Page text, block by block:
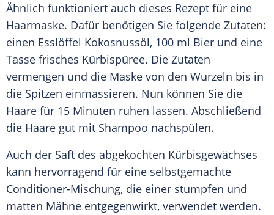
Ähnlich funktioniert auch dieses Rezept für eine
Haarmaske. Dafür benötigen Sie folgende Zutaten:
einen Esslöffel Kokosnussöl, 100 ml Bier und eine
Tasse frisches Kürbispüree. Die Zutaten
vermengen und die Maske von den Wurzeln bis in
die Spitzen einmassieren. Nun können Sie die
Haare für 15 Minuten ruhen lassen. Abschließend
die Haare gut mit Shampoo nachspülen.
Auch der Saft des abgekochten Kürbisgewächses
kann hervorragend für eine selbstgemachte
Conditioner-Mischung, die einer stumpfen und
matten Mähne entgegenwirkt, verwendet werden.